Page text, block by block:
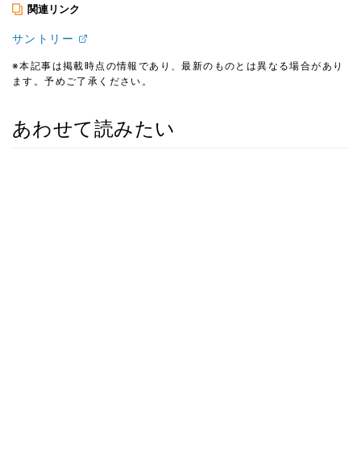
関連リンク
サントリー
※本記事は掲載時点の情報であり、最新のものとは異なる場合があり
ます。予めご了承ください。
あわせて読みたい